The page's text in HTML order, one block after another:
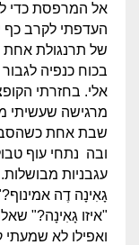
אל המרפסת כדי
העדפתי לקרב כף
של תרנגולת אחת
בכוח כנפיה
אלי. בחזרתי
מרגישה שעשיתי
שבת אחת
ובה נתחי עוף
עגבניות
גָאִינָה דֶה
"איזו גָאִינָה?"
ואפילו לא